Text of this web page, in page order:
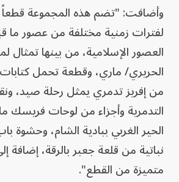
وأضافت: "تضم هذه المجموعة قطعاً
‏لفترات ‏زمنية ‏مختلفة من عصور ما
العصور الإسلامية، ‏من بينها
الحريري/ ماري، وقطعة ‏تحمل
‏من إفريز تدمري يمثل رحلة ‏صيد،
التدمرية وأجزاء من ‌‏لوحات فريسك
الحير الغربي ببادية ‏الشام، وحشوة
نباتية ‏من قلعة ‏جعبر بالرقة،
‏متميزة ‏من ‏القطع‎."‎